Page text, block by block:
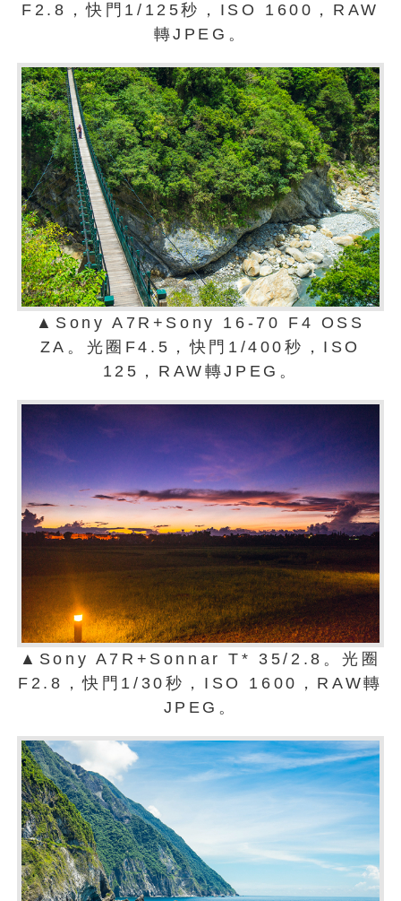
F2.8，快門1/125秒，ISO 1600，RAW
轉JPEG。
▲Sony A7R+Sony 16-70 F4 OSS
ZA。光圈F4.5，快門1/400秒，ISO
125，RAW轉JPEG。
▲Sony A7R+Sonnar T* 35/2.8。光圈
F2.8，快門1/30秒，ISO 1600，RAW轉
JPEG。